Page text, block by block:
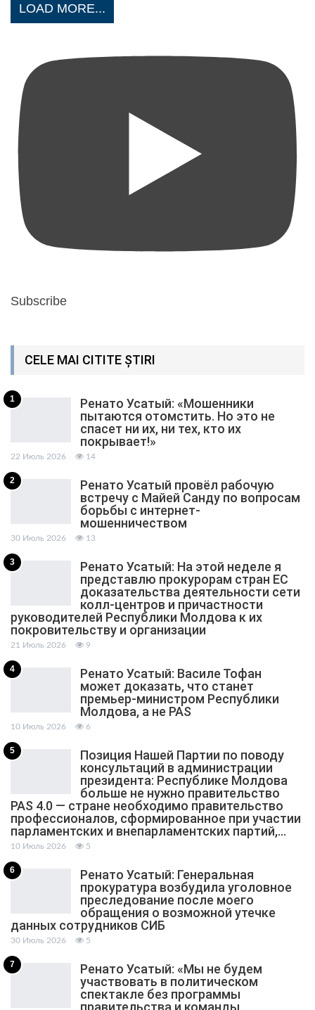
LOAD MORE...
Subscribe
CELE MAI CITITE ȘTIRI
1
Ренато Усатый: «Мошенники
пытаются отомстить. Но это не
спасет ни их, ни тех, кто их
покрывает!»
22 Июль 2026 14
2
Ренато Усатый провёл рабочую
встречу с Майей Санду по вопросам
борьбы с интернет-
мошенничеством
30 Июль 2026 13
3
Ренато Усатый: На этой неделе я
представлю прокурорам стран ЕС
доказательства деятельности сети
колл-центров и причастности
руководителей Республики Молдова к их
покровительству и организации
21 Июль 2026 9
4
Ренато Усатый: Василе Тофан
может доказать, что станет
премьер-министром Республики
Молдова, а не PAS
10 Июль 2026 6
5
Позиция Нашей Партии по поводу
консультаций в администрации
президента: Республике Молдова
больше не нужно правительство
PAS 4.0 — стране необходимо правительство
профессионалов, сформированное при участии
парламентских и внепарламентских партий,…
10 Июль 2026 5
6
Ренато Усатый: Генеральная
прокуратура возбудила уголовное
преследование после моего
обращения о возможной утечке
данных сотрудников СИБ
30 Июль 2026 5
7
Ренато Усатый: «Мы не будем
участвовать в политическом
спектакле без программы
правительства и команды